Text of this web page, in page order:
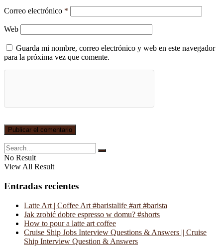
Correo electrónico *
Web
Guarda mi nombre, correo electrónico y web en este navegador
para la próxima vez que comente.
No Result
View All Result
Entradas recientes
Latte Art | Coffee Art #baristalife #art #barista
Jak zrobić dobre espresso w domu? #shorts
How to pour a latte art coffee
Cruise Ship Jobs Interview Questions & Answers || Cruise
Ship Interview Question & Answers